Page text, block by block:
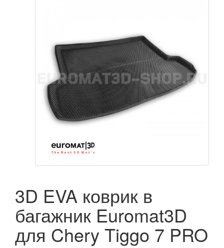
3D EVA коврик в
багажник Euromat3D
для Chery Tiggo 7 PRO